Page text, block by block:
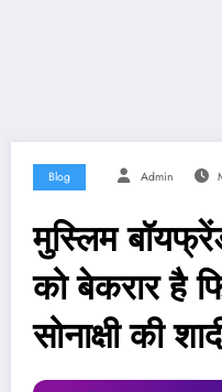
Blog Admin
मुस्लिम
को बेकरार है
सोनाक्षी की